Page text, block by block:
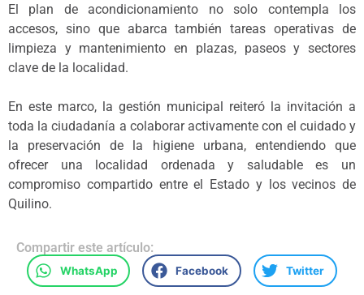
El plan de acondicionamiento no solo contempla los
accesos, sino que abarca también tareas operativas de
limpieza y mantenimiento en plazas, paseos y sectores
clave de la localidad.
En este marco, la gestión municipal reiteró la invitación a
toda la ciudadanía a colaborar activamente con el cuidado y
la preservación de la higiene urbana, entendiendo que
ofrecer una localidad ordenada y saludable es un
compromiso compartido entre el Estado y los vecinos de
Quilino.
Compartir este artículo:
WhatsApp Facebook Twitter